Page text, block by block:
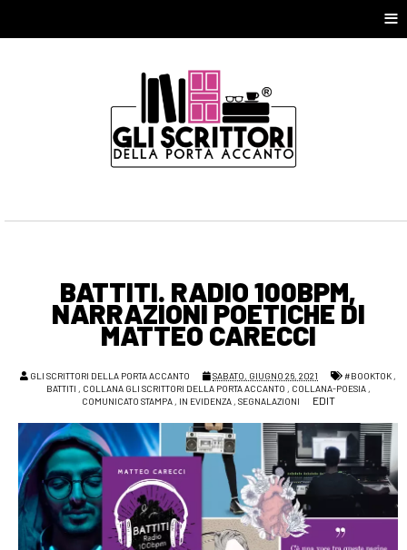
≡
BATTITI. RADIO 100BPM,
NARRAZIONI POETICHE DI
MATTEO CARECCI
GLI SCRITTORI DELLA PORTA ACCANTO SABATO, GIUGNO 26, 2021 #BOOKTOK ,
BATTITI , COLLANA GLI SCRITTORI DELLA PORTA ACCANTO , COLLANA-POESIA,
COMUNICATO STAMPA, IN EVIDENZA, SEGNALAZIONI EDIT